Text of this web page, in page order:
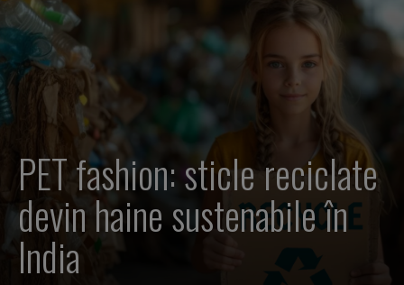
PET fashion: sticle reciclate
devin haine sustenabile în
India